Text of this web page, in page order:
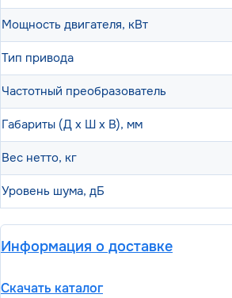
Мощность двигателя, кВт
Тип привода
Частотный преобразователь
Габариты (Д х Ш х В), мм
Вес нетто, кг
Уровень шума, дБ
Информация о доставке
Скачать каталог